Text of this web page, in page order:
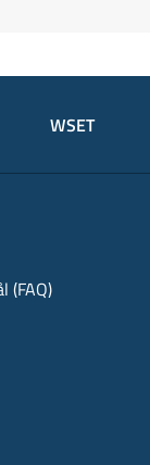
WSET
(FAQ)